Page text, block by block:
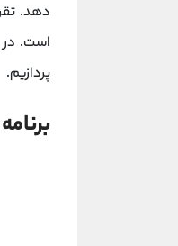
دهد.
است. در
پردازیم.